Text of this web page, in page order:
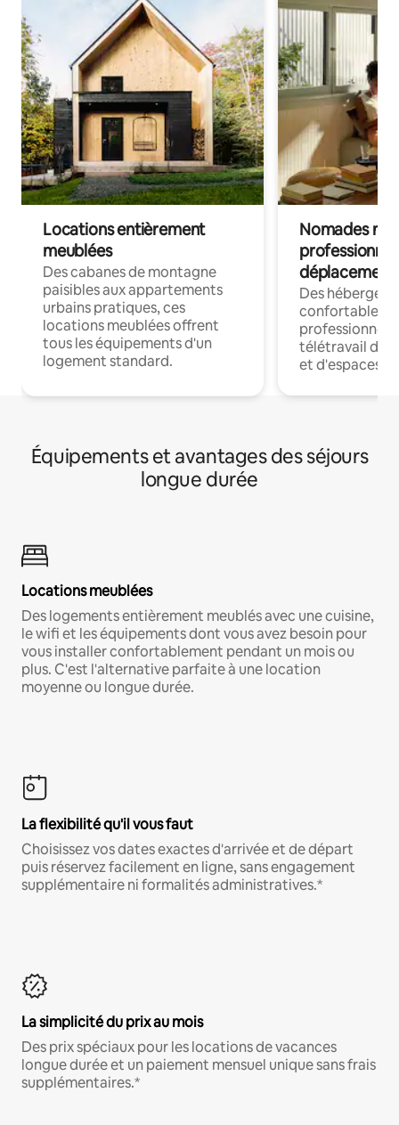
Locations entièrement
meublées
Des cabanes de montagne
paisibles aux appartements
urbains pratiques, ces
locations meublées offrent
tous les équipements d'un
logement standard.
Nomades
déplacement
Des
confortables
professionnels
télétravail
et d'espaces
Équipements et avantages des séjours
longue durée
Locations meublées
Des logements entièrement meublés avec une cuisine,
le wifi et les équipements dont vous avez besoin pour
vous installer confortablement pendant un mois ou
plus. C'est l'alternative parfaite à une location
moyenne ou longue durée.
La flexibilité qu'il vous faut
Choisissez vos dates exactes d'arrivée et de départ
puis réservez facilement en ligne, sans engagement
supplémentaire ni formalités administratives.*
La simplicité du prix au mois
Des prix spéciaux pour les locations de vacances
longue durée et un paiement mensuel unique sans frais
supplémentaires.*